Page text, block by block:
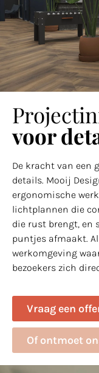
voor
De kracht van een
details. Mooij
ergonomische
lichtplannen die
die rust brengt, en
puntjes afmaakt.
werkomgeving
bezoekers zich
Vraag een
Of ontmoet